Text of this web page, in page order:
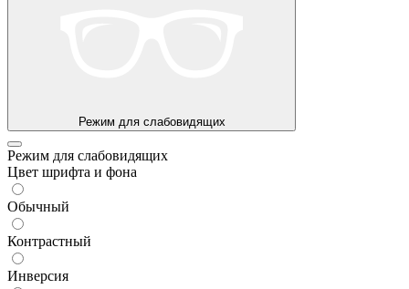
Режим для слабовидящих
Режим для слабовидящих
Цвет шрифта и фона
Обычный
Контрастный
Инверсия